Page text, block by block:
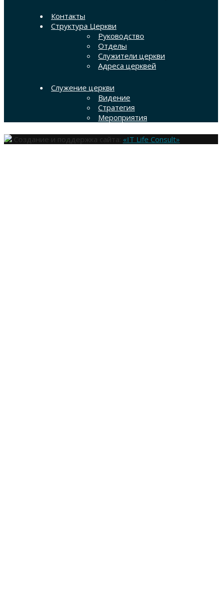
Контакты
Структура Церкви
Руководство
Отделы
Служители церкви
Адреса церквей
Служение церкви
Видение
Стратегия
Мероприятия
Создание и поддержка сайта: «IT Life Consult»